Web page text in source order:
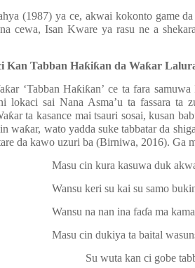
(1987) ya ce, akwai kokonto game da
cewa, Isan Kware ya rasu ne a
Kan Tabban Haƙiƙan da Waƙar
ƙar ‘Tabban Haƙiƙan’ ce ta fara samuwa
lokaci sai Nana Asma’u ta fassara ta
ƙar ta kasance mai tsauri sosai, kusan
waƙar, wato yadda suke tabbatar da
da kawo uzuri ba (Birniwa, 2016). Ga
Masu cin kura kasuwa duk
Wansu keri su kai su samo
Wansu na nan ina faɗa ma
Masu cin dukiya ta baital
Su wuta kan ci gobe